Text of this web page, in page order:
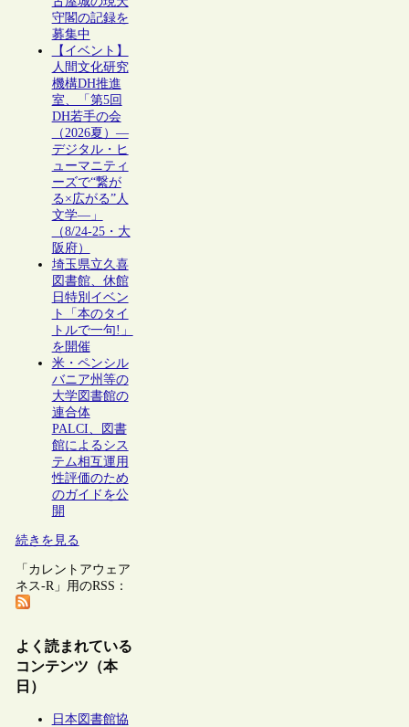
守閣の記録を
募集中
【イベント】
人間文化研究
機構DH推進
室、「第5回
DH若手の会
（2026夏）―
デジタル・ヒ
ューマニティ
ーズで“繋が
る×広がる”人
文学―」
（8/24-25・大
阪府）
埼玉県立久喜
図書館、休館
日特別イベン
ト「本のタイ
トルで一句!」
を開催
米・ペンシル
バニア州等の
大学図書館の
連合体
PALCI、図書
館によるシス
テム相互運用
性評価のため
のガイドを公
開
続きを見る
「カレントアウェア
ネス-R」用のRSS：
よく読まれている
コンテンツ（本
日）
日本図書館協